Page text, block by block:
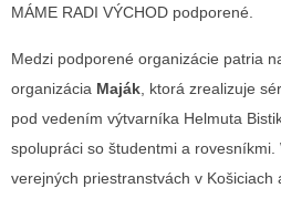
MÁME RADI VÝCHOD podporené.
Medzi podporené organizácie patria
organizácia Maják, ktorá zrealizuje
pod vedením výtvarníka Helmuta
spolupráci so študentmi a
verejných priestranstvách v Košiciach